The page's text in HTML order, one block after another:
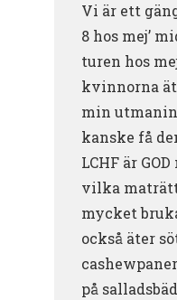
Vi är ett
8 hos mej’
turen hos
kvinnorna
min
kanske få
LCHF är
vilka
mycket
också äter
på